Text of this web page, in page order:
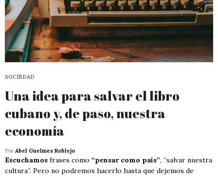
SOCIEDAD
Una idea para salvar el libro
cubano y, de paso, nuestra
economía
Por Abel Guelmes Roblejo
Escuchamos frases como “pensar como país”, “salvar nuestra
cultura”. Pero no podremos hacerlo hasta que dejemos de